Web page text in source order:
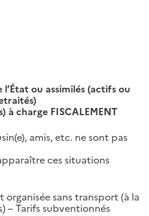
ou assimilés (actifs ou
charge FISCALEMENT
amis, etc. ne sont pas
ces situations
organisée sans transport (à la
– Tarifs subventionnés